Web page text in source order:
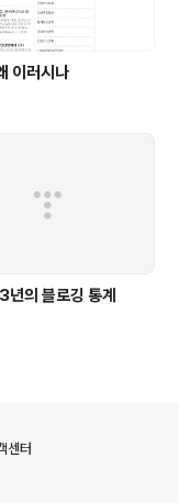
이러시나
의 블로깅 통계
센터